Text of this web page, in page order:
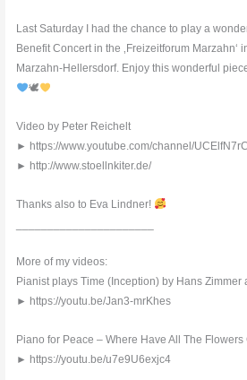
Last Saturday I had the chance to play a
Benefit Concert in the ‚Freizeitforum Marzahn‘
Marzahn-Hellersdorf. Enjoy this wonderful
🕊
Video by Peter Reichelt
► https://www.youtube.com/channel/
► http://www.stoellnkiter.de/
Thanks also to Eva Lindner!
More of my videos:
Pianist plays Time (Inception) by Hans
► https://youtu.be/Jan3-mrKhes
Piano for Peace – Where Have All The Flowers
► https://youtu.be/u7e9U6exjc4